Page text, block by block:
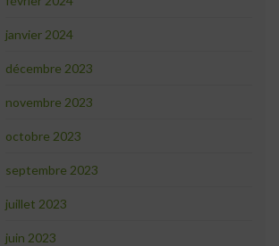
janvier 2024
décembre 2023
novembre 2023
octobre 2023
septembre 2023
juillet 2023
juin 2023